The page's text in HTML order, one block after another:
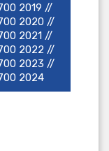
2019 //
2020 //
2021 //
2022 //
2023 //
2024